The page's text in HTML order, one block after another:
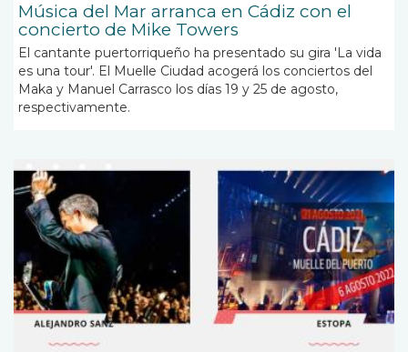
Música del Mar arranca en Cádiz con el
concierto de Mike Towers
El cantante puertorriqueño ha presentado su gira 'La vida
es una tour'. El Muelle Ciudad acogerá los conciertos del
Maka y Manuel Carrasco los días 19 y 25 de agosto,
respectivamente.